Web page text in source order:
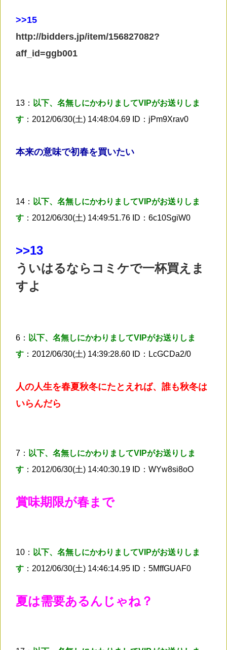
>>15
http://bidders.jp/item/156827082?
aff_id=ggb001
13： 以下、名無しにかわりましてVIPがお送りしま
す ：2012/06/30(土) 14:48:04.69 ID：jPm9Xrav0
本来の意味で初春を買いたい
14： 以下、名無しにかわりましてVIPがお送りしま
す ：2012/06/30(土) 14:49:51.76 ID：6c10SgiW0
>>13
ういはるならコミケで一杯買えま
すよ
6： 以下、名無しにかわりましてVIPがお送りしま
す ：2012/06/30(土) 14:39:28.60 ID：LcGCDa2/0
人の人生を春夏秋冬にたとえれば、誰も秋冬は
いらんだら
7： 以下、名無しにかわりましてVIPがお送りしま
す ：2012/06/30(土) 14:40:30.19 ID：WYw8si8oO
賞味期限が春まで
10： 以下、名無しにかわりましてVIPがお送りしま
す ：2012/06/30(土) 14:46:14.95 ID：5MffGUAF0
夏は需要あるんじゃね？